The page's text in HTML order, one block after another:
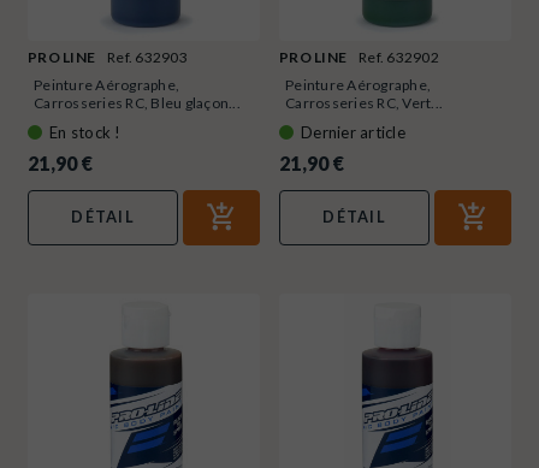
PRO LINE
Ref. 632903
Peinture Aérographe,
Carrosseries RC, Bleu glaçon...
En stock !
21,90 €
DÉTAIL
PRO LINE
Ref. 632902
Peinture Aérographe,
Carrosseries RC, Vert...
Dernier article
21,90 €
DÉTAIL